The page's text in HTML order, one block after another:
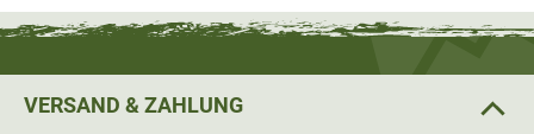
VERSAND & ZAHLUNG